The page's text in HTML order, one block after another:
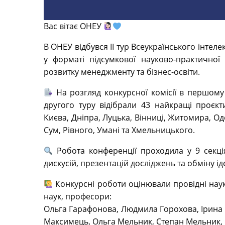
Вас вітає ОНЕУ
В ОНЕУ відбувся ІІ тур Всеукраїнського
у форматі підсумкової науково-практичної
розвитку менеджменту та бізнес-освіти.
На розгляд конкурсної комісії в
другого туру відібрали 43 найкращі
Києва, Дніпра, Луцька, Вінниці, Житомира,
Сум, Рівного, Умані та Хмельницького.
Робота конференції проходила у 9
дискусій, презентацій досліджень та обміну
Конкурсні роботи оцінювали провідні
наук, професори:
Ольга Гарафонова, Людмила Горохова,
Максимець, Ольга Мельник, Степан